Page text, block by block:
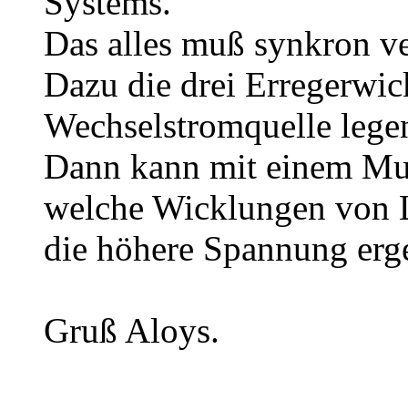
Das alles muß synkron
Dazu die drei
Wechselstromquelle
Dann kann mit einem
welche Wicklungen von
die höhere Spannung
Gruß Aloys.